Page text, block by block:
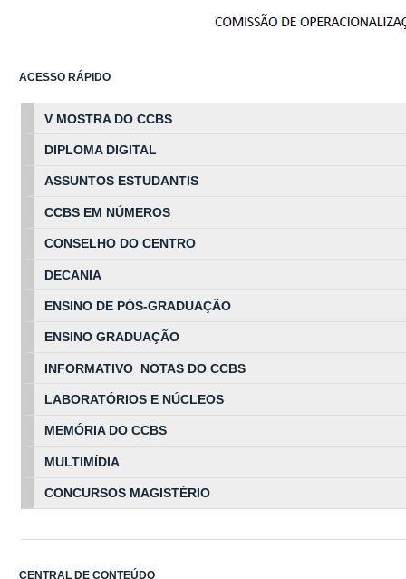
ACESSO RÁPIDO
V MOSTRA DO CCBS
DIPLOMA DIGITAL
ASSUNTOS ESTUDANTIS
CCBS EM NÚMEROS
CONSELHO DO CENTRO
DECANIA
ENSINO DE PÓS-GRADUAÇÃO
ENSINO GRADUAÇÃO
INFORMATIVO NOTAS DO CCBS
LABORATÓRIOS E NÚCLEOS
MEMÓRIA DO CCBS
MULTIMÍDIA
CONCURSOS MAGISTÉRIO
CENTRAL DE CONTEÚDO